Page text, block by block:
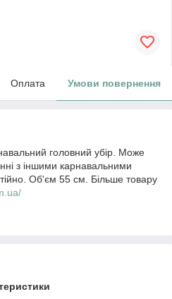
Оплата Умови повернення
головний убір. Може
з іншими карнавальними
Об'єм 55 см. Більше товару